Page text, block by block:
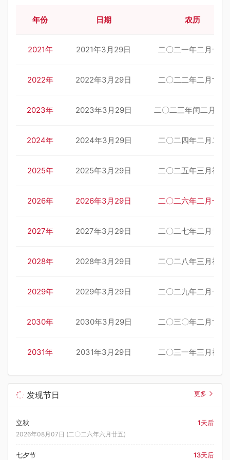
年份 日期 农历
2021年 2021年3月29日 二〇二一年二月十七
2022年 2022年3月29日 二〇二二年二月廿七
2023年 2023年3月29日 二〇二三年闰二月初
2024年 2024年3月29日 二〇二四年二月二十
2025年 2025年3月29日 二〇二五年三月初一
2026年 2026年3月29日 二〇二六年二月十一
2027年 2027年3月29日 二〇二七年二月廿二
2028年 2028年3月29日 二〇二八年三月初四
2029年 2029年3月29日 二〇二九年二月十五
2030年 2030年3月29日 二〇三〇年二月廿六
2031年 2031年3月29日 二〇三一年三月初七
发现节日 更多
立秋 1天后
2026年08月07日 (二〇二六年六月廿五)
七夕节 13天后